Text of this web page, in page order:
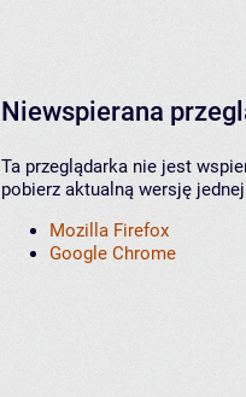
Niewspierana
Ta przeglądarka nie jest
pobierz aktualną wersję
Mozilla Firefox
Google Chrome